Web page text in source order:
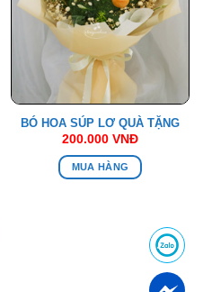
BÓ HOA SÚP LƠ QUÀ TẶNG
200.000 VNĐ
MUA HÀNG